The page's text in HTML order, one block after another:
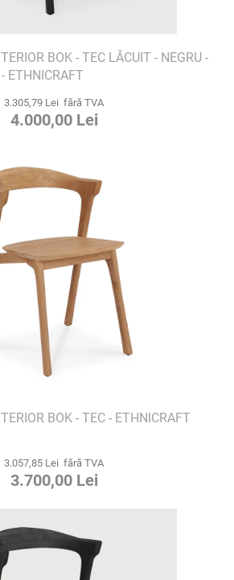
BOK - TEC LĂCUIT - NEGRU -
ETHNICRAFT
3.305,79 Lei fără TVA
4.000,00 Lei
BOK - TEC - ETHNICRAFT
3.057,85 Lei fără TVA
3.700,00 Lei